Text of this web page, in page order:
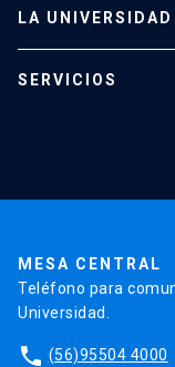
LA UNIVERSIDAD
SERVICIOS
MESA CENTRAL
Teléfono para
Universidad.
phone (56)95504 4000